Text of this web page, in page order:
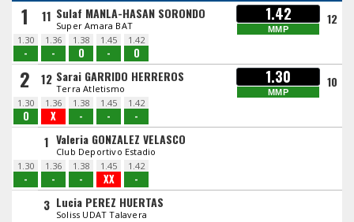
1 11 Sulaf MANLA-HASAN SORONDO
Super Amara BAT
1.42
MMP
12
1.30
-
1.36
-
1.38
O
1.45
-
1.42
O
2 12 Sarai GARRIDO HERREROS
Terra Atletismo
1.30
MMP
10
1.30
O
1.36
X
1.38
-
1.45
-
1.42
-
1 Valeria GONZALEZ VELASCO
Club Deportivo Estadio
1.30
-
1.36
-
1.38
-
1.45
XX
1.42
-
3 Lucia PEREZ HUERTAS
Soliss UDAT Talavera